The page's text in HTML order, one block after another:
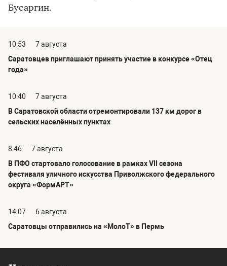
Бусаргин.
10:53
7 августа
Саратовцев приглашают принять участие в конкурсе «Отец
года»
10:40
7 августа
В Саратовской области отремонтировали 137 км дорог в
сельских населённых пунктах
8:46
7 августа
В ПФО стартовало голосование в рамках VII сезона
фестиваля уличного искусства Приволжского федерального
округа «ФормАРТ»
14:07
6 августа
Саратовцы отправились на «МолоТ» в Пермь